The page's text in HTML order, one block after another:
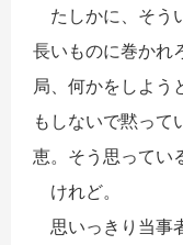
たしかに、そう
長いものに巻かれ
局、何かをしよう
もしないで黙って
恵。そう思ってい
けれど。
思いっきり当事